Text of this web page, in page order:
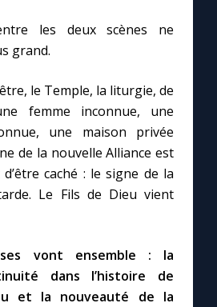
les deux scènes ne
grand.
le Temple, la liturgie, de
femme inconnue, une
une maison privée
de la nouvelle Alliance est
caché : le signe de la
Le Fils de Dieu vient
vont ensemble : la
dans l’histoire de
et la nouveauté de la